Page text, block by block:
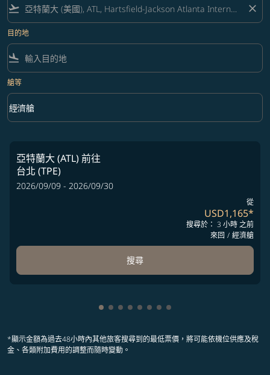
flight_takeoff close
目的地
flight_land
艙等
艙等 option 經濟艙 Selected
經濟艙
keyboard_arrow_down
亞特蘭大 (ATL)前往
台北 (TPE)
2026/09/09 - 2026/09/30
從
USD1,165*
搜尋於： 3 小時 之前
來回 / 經濟艙
搜尋
顯示 cmp-pagination-showing-card 1
顯示 cmp-pagination-showing-
顯示 cmp-pagination-showing-
顯示 cmp-pagination-
顯示 cmp-pagination-
顯示 cmp-pagination-
顯示 cmp-pagination-
顯示 cmp-pagination-
*顯示金額為過去48小時內其他旅客搜尋到的最低票價，將可能依機位供應及稅
金、各類附加費用的調整而隨時變動。